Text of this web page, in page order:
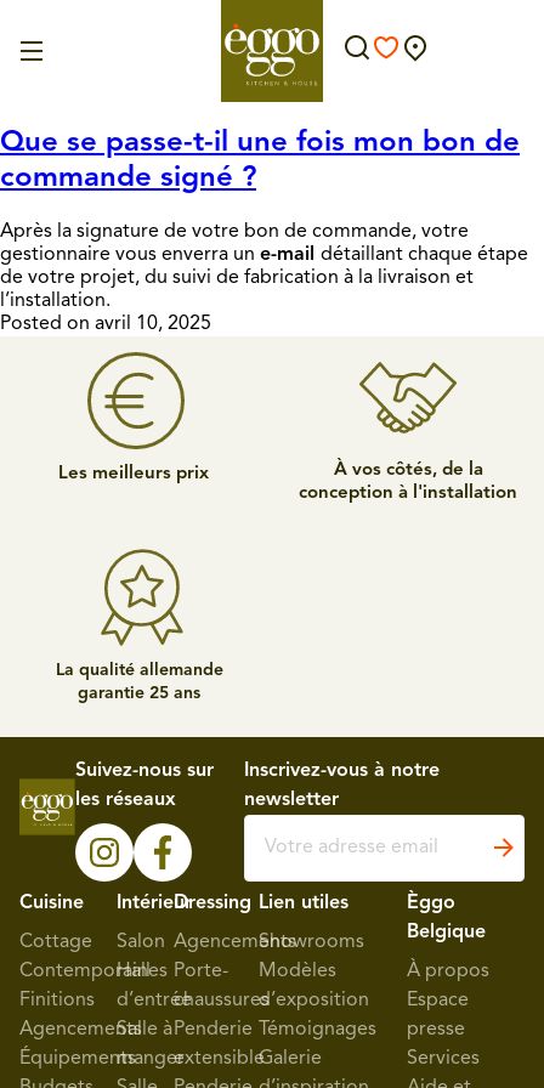
Que se passe-t-il une fois mon bon de
commande signé ?
Après la signature de votre bon de commande, votre
gestionnaire vous enverra un e-mail détaillant chaque étape
de votre projet, du suivi de fabrication à la livraison et
l’installation.
Posted on avril 10, 2025
Les meilleurs prix
À vos côtés, de la
conception à l'installation
La qualité allemande
garantie 25 ans
Suivez-nous sur
les réseaux
Inscrivez-vous à notre
newsletter
Cuisine
Cottage
Contemporaines
Finitions
Agencements
Équipements
Intérieur
Salon
Hall
d’entrée
Salle à
manger
Dressing
Agencements
Porte-
chaussures
Penderie
extensible
Lien utiles
Showrooms
Modèles
d’exposition
Témoignages
Galerie
Èggo
Belgique
À propos
Espace
presse
Services